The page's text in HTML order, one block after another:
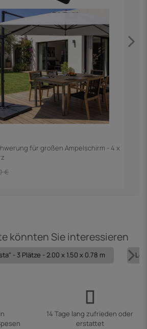
für großen Ampelschirm - 4 x
€
könnten Sie interessieren
- 3 Plätze - 2.00 x 1.50 x 0.78 m
14 Tage lang zufrieden oder
erstattet